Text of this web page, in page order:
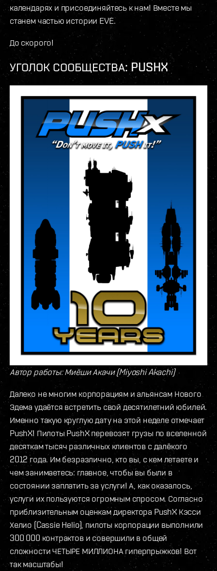
календарях и присоединяйтесь к нам! Вместе мы
станем частью истории EVE.
До скорого!
УГОЛОК СООБЩЕСТВА: PUSHX
Автор работы: Миёши Акачи (Miyoshi Akachi)
Далеко не многим корпорациям и альянсам Нового
Эдема удаётся встретить свой десятилетний юбилей.
Именно такую круглую дату на этой неделе отмечает
PushX! Пилоты PushX перевозят грузы по вселенной
десяткам тысяч различных клиентов с далёкого
2012 года. Им безразлично, кто вы, с кем летаете и
чем занимаетесь: главное, чтобы вы были в
состоянии заплатить за услуги! А, как оказалось,
услуги их пользуются огромным спросом. Согласно
приблизительным оценкам директора PushX Кэсси
Хелио (Cassie Helio), пилоты корпорации выполнили
300 000 контрактов и совершили в общей
сложности ЧЕТЫРЕ МИЛЛИОНА гиперпрыжков! Вот
так масштабы!